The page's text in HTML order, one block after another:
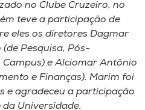
no Clube Cruzeiro, no
teve a participação de
eles os diretores Dagmar
Pesquisa, Pós-
e Alciomar Antônio
e Finanças). Marim foi
e agradeceu a participação
Universidade.